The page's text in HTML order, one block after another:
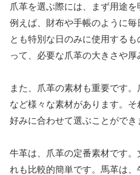
爪革を選ぶ際には、まず用途を
例えば、財布や手帳のように
とも特別な日のみに使用する
って、必要な爪革の大きさや厚
また、爪革の素材も重要です
など様々な素材があります。
好みに合わせて選ぶことができ
牛革は、爪革の定番素材です
れも比較的簡単です。馬革は、